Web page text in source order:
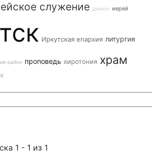
служение диакон иерей
Иркутская епархия литургия
район проповедь хиротония храм
1 - 1 из 1